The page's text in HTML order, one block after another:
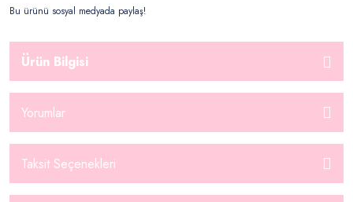
Bu ürünü sosyal medyada paylaş!
Ürün Bilgisi
Yorumlar
Taksit Seçenekleri